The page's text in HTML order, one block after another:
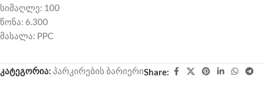
სიმაღლე: 100
წონა: 6.300
მასალა: PPC
კატეგორია: პარკირების ბარიერიShare: